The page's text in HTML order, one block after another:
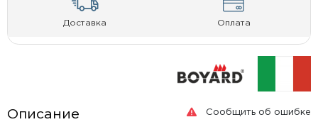
Доставка Оплата
Сообщить об ошибке
Описание